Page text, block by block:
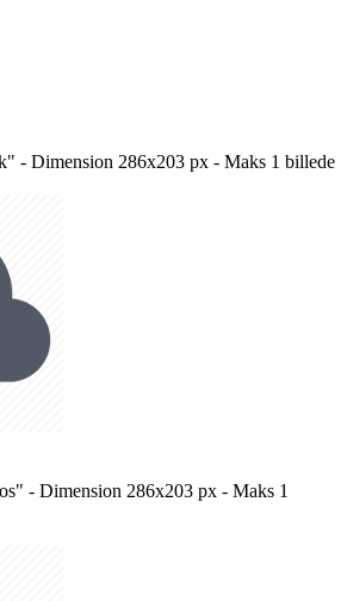
- Dimension 286x203 px - Maks 1 billede
- Dimension 286x203 px - Maks 1